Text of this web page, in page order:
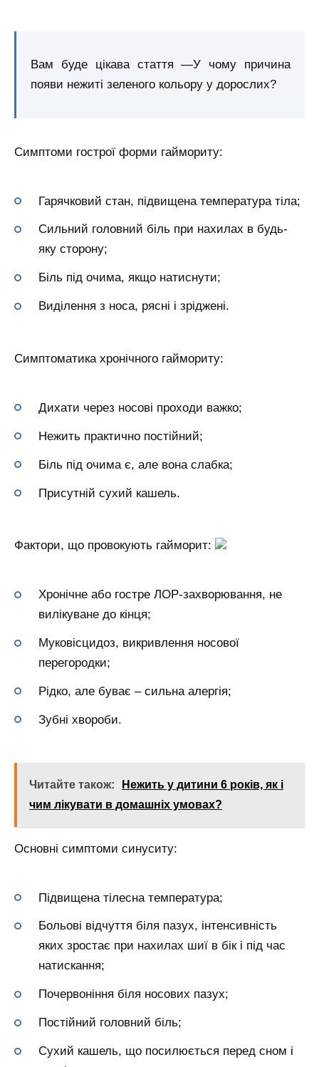
Вам буде цікава стаття —У чому причина
появи нежиті зеленого кольору у дорослих?
Симптоми гострої форми гаймориту:
Гарячковий стан, підвищена температура тіла;
Сильний головний біль при нахилах в будь-
яку сторону;
Біль під очима, якщо натиснути;
Виділення з носа, рясні і зріджені.
Симптоматика хронічного гаймориту:
Дихати через носові проходи важко;
Нежить практично постійний;
Біль під очима є, але вона слабка;
Присутній сухий кашель.
Фактори, що провокують гайморит:
Хронічне або гостре ЛОР-захворювання, не
вилікуване до кінця;
Муковісцидоз, викривлення носової
перегородки;
Рідко, але буває – сильна алергія;
Зубні хвороби.
Читайте також:
Нежить у дитини 6 років, як і
чим лікувати в домашніх умовах?
Основні симптоми синуситу:
Підвищена тілесна температура;
Больові відчуття біля пазух, інтенсивність
яких зростає при нахилах шиї в бік і під час
натискання;
Почервоніння біля носових пазух;
Постійний головний біль;
Сухий кашель, що посилюється перед сном і